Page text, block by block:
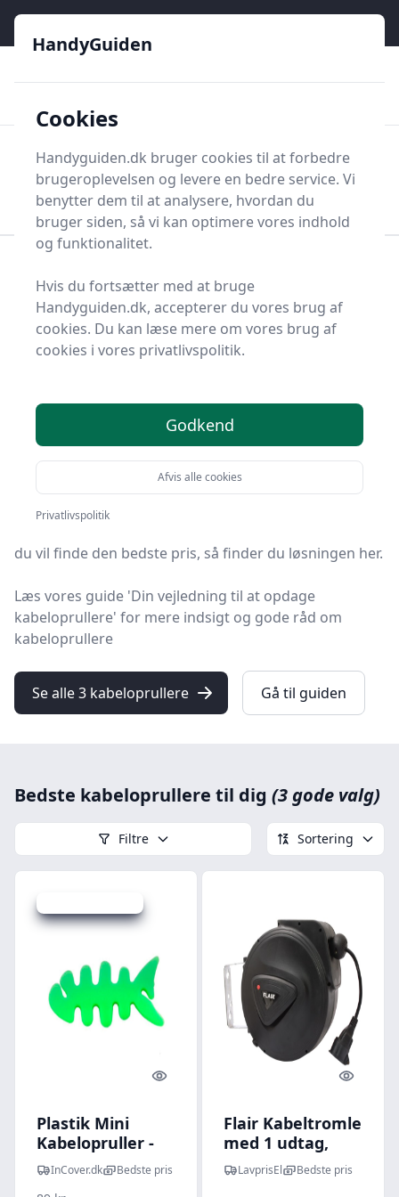
HandyGuiden
Søg nu
Søg nu
Kabelopruller
Bedste kabeloprullere
til dig - 3 gode valg
Søger du efter de bedste kabeloprullere? På
HandyGuiden har vi udvalgt de 3 mest populære
produkter, så du nemt kan træffe et godt valg.
Uanset om du prioriterer høj kvalitet uanset prisen,
du vil finde den bedste pris, så finder du løsningen her.
Læs vores guide 'Din vejledning til at opdage
kabeloprullere' for mere indsigt og gode råd om
kabeloprullere
Se alle 3 kabeloprullere Gå til guiden
Bedste kabeloprullere til dig (3 gode valg)
Filtre Sortering
Quick look
Plastik Mini
Kabelopruller -
Fisk - Grøn
InCover.dk Bedste pris
Quick
Flair Kabeltromle
med 1 udtag,
Selvoprullende,
3x1,5 mm², 20
LavprisEl Bedste pris
HandyGuiden
Cookies
Handyguiden.dk bruger cookies til at forbedre
brugeroplevelsen og levere en bedre service. Vi
benytter dem til at analysere, hvordan du
bruger siden, så vi kan optimere vores indhold
og funktionalitet.
Hvis du fortsætter med at bruge
Handyguiden.dk, accepterer du vores brug af
cookies. Du kan læse mere om vores brug af
cookies i vores privatlivspolitik.
Godkend
Afvis alle cookies
Privatlivspolitik